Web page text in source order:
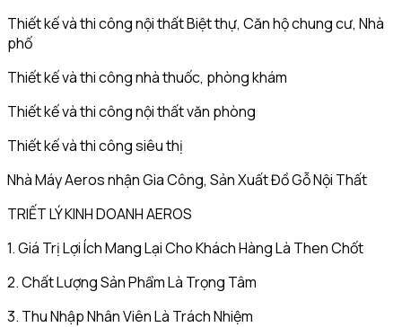
Thiết kế và thi công nội thất Biệt thự, Căn hộ chung cư, Nhà
phố
Thiết kế và thi công nhà thuốc, phòng khám
Thiết kế và thi công nội thất văn phòng
Thiết kế và thi công siêu thị
Nhà Máy Aeros nhận Gia Công, Sản Xuất Đồ Gỗ Nội Thất
TRIẾT LÝ KINH DOANH AEROS
1. Giá Trị Lợi Ích Mang Lại Cho Khách Hàng Là Then Chốt
2. Chất Lượng Sản Phẩm Là Trọng Tâm
3. Thu Nhập Nhân Viên Là Trách Nhiệm